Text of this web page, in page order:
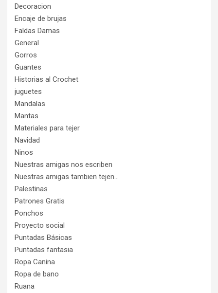
Decoracion
Encaje de brujas
Faldas Damas
General
Gorros
Guantes
Historias al Crochet
juguetes
Mandalas
Mantas
Materiales para tejer
Navidad
Ninos
Nuestras amigas nos escriben
Nuestras amigas tambien tejen…
Palestinas
Patrones Gratis
Ponchos
Proyecto social
Puntadas Básicas
Puntadas fantasia
Ropa Canina
Ropa de bano
Ruana